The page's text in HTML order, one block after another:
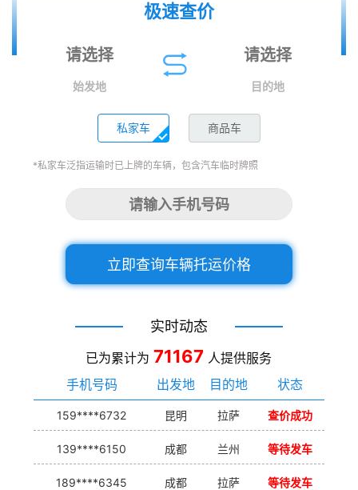
极速查价
始发地 目的地
私家车 商品车
*私家车泛指运输时已上牌的车辆，包含汽车临时牌照
立即查询车辆托运价格
实时动态
已为累计为 71167 人提供服务
手机号码
出发地 目的地 状态
159****6732 昆明 拉萨 查价成功
139****6150 成都 兰州 等待发车
189****6345 成都 拉萨 等待发车